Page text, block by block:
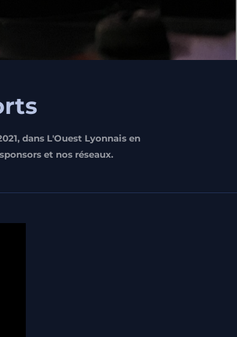
dans L'Ouest Lyonnais en
et nos réseaux.